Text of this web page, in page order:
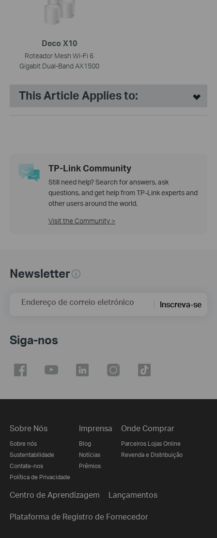
Deco X10
Roteador Mesh Wi-Fi 6
Gigabit Dual-Band AX1500
This Article Applies to:
TP-Link Community
Still need help? Search for answers, ask
questions, and get help from TP-Link experts and
other users around the world.
Visit the Community >
Newsletter
Endereço de correio eletrónico Inscreva-se
Siga-nos
Sobre Nós
Sobre nós
Sustentabilidade
Contate-nos
Política de Privacidade
Imprensa
Blog
Notícias
Prêmios
Onde Comprar
Parceiros Lojas Online
Revenda e Distribuição
Centro de Aprendizagem Lançamentos
Plataforma de Registro de Fornecedor